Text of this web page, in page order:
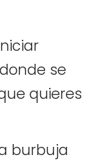
se
quieres
burbuja